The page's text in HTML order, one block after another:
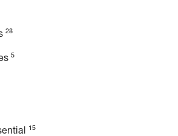
28
5
15